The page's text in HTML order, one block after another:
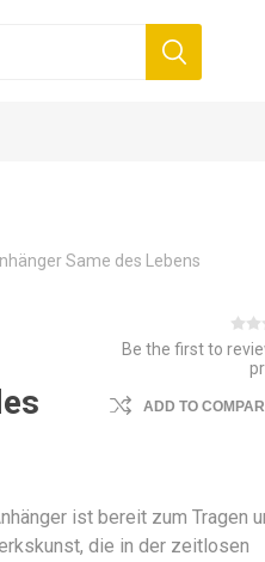
Same des Lebens
Be the first to
ADD TO
ist bereit zum Tragen
die in der zeitlosen